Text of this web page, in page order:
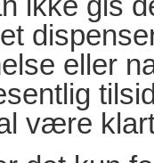
eller
være